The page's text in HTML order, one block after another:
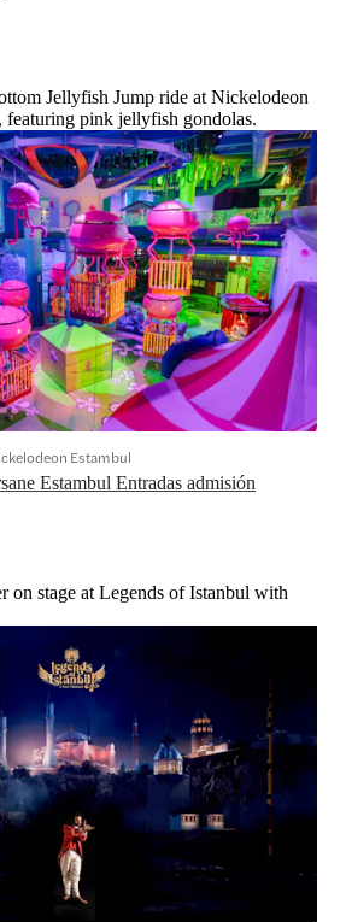
Jellyfish Jump ride at Nickelodeon
featuring pink jellyfish gondolas.
Estambul Entradas admisión
Estambul
on stage at Legends of Istanbul with